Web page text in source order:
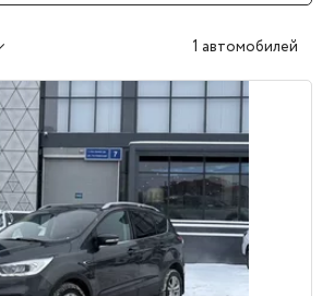
1 автомобилей